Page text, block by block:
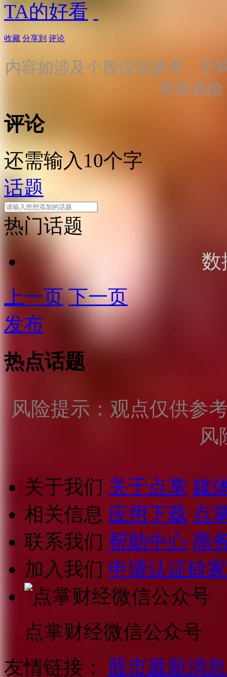
TA的好看
收藏 分享到 评论
内容如涉及个股仅供参考，不
资有风
评论
还需输入10个字
话题
热门话题
数
上一页 下一页
发布
热点话题
风险提示：观点仅供参
风
关于我们 关于点掌 媒
相关信息 应用下载 点
联系我们 帮助中心 商
加入我们 申请认证砖家
点掌财经微信公众号
友情链接：
股市最新消息